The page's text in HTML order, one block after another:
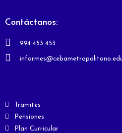
Contáctanos:
994 453 453
Tramites
Pensiones
Plan Curricular